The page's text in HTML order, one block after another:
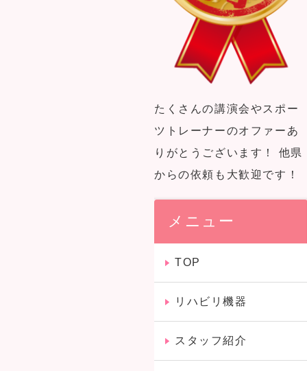
たくさんの講演会やスポー
ツトレーナーのオファーあ
りがとうございます！ 他県
からの依頼も大歓迎です！
メニュー
TOP
リハビリ機器
スタッフ紹介